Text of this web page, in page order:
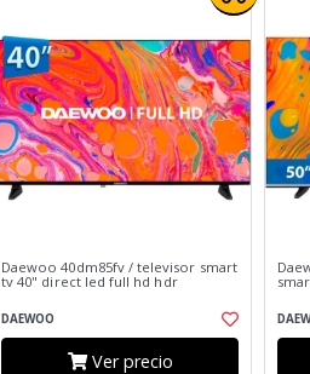
Daewoo 40dm85fv / televisor smart
tv 40" direct led full hd hdr
DAEWOO
Ver precio